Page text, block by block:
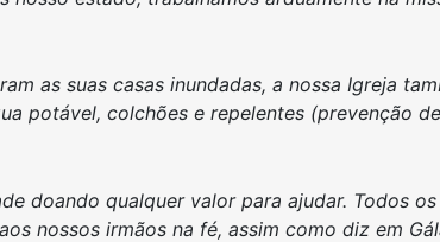
as suas casas inundadas, a nossa Igreja
potável, colchões e repelentes (prevenção
doando qualquer valor para ajudar. Todos
nossos irmãos na fé, assim como diz em